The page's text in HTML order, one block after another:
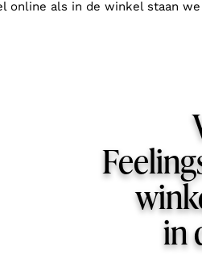
online als in de winkel staan
in